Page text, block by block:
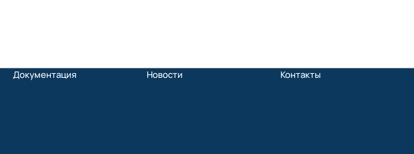
Документация Новости Контакты